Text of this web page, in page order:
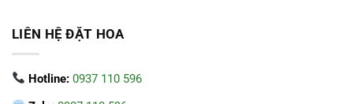
LIÊN HỆ ĐẶT HOA
Hotline: 0937 110 596